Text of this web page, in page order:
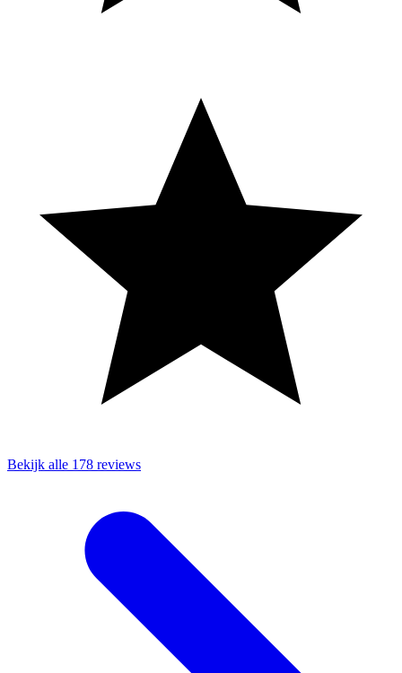
Bekijk alle 178 reviews